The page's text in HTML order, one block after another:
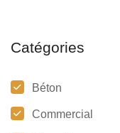
Catégories
Béton
Commercial